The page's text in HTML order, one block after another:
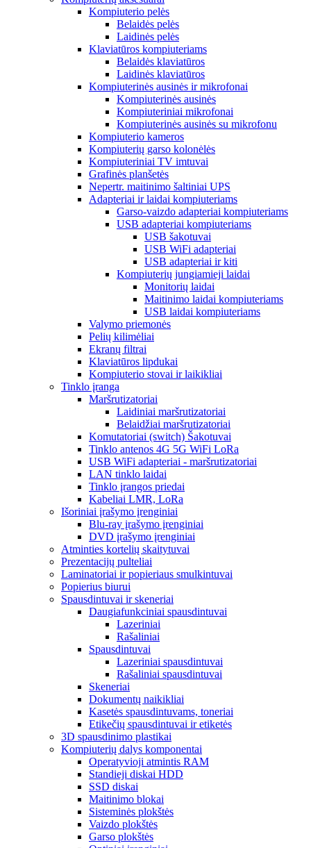
Kompiuterio pelės
Belaidės pelės
Laidinės pelės
Klaviatūros kompiuteriams
Belaidės klaviatūros
Laidinės klaviatūros
Kompiuterinės ausinės ir mikrofonai
Kompiuterinės ausinės
Kompiuteriniai mikrofonai
Kompiuterinės ausinės su mikrofonu
Kompiuterio kameros
Kompiuterių garso kolonėlės
Kompiuteriniai TV imtuvai
Grafinės planšetės
Nepertr. maitinimo šaltiniai UPS
Adapteriai ir laidai kompiuteriams
Garso-vaizdo adapteriai kompiuteriams
USB adapteriai kompiuteriams
USB šakotuvai
USB WiFi adapteriai
USB adapteriai ir kiti
Kompiuterių jungiamieji laidai
Monitorių laidai
Maitinimo laidai kompiuteriams
USB laidai kompiuteriams
Valymo priemonės
Pelių kilimėliai
Ekranų filtrai
Klaviatūros lipdukai
Kompiuterio stovai ir laikikliai
Tinklo įranga
Maršrutizatoriai
Laidiniai maršrutizatoriai
Belaidžiai maršrutizatoriai
Komutatoriai (switch) Šakotuvai
Tinklo antenos 4G 5G WiFi LoRa
USB WiFi adapteriai - maršrutizatoriai
LAN tinklo laidai
Tinklo įrangos priedai
Kabeliai LMR, LoRa
Išoriniai įrašymo įrenginiai
Blu-ray įrašymo įrenginiai
DVD įrašymo įrenginiai
Atminties kortelių skaitytuvai
Prezentacijų pulteliai
Laminatoriai ir popieriaus smulkintuvai
Popierius biurui
Spausdintuvai ir skeneriai
Daugiafunkciniai spausdintuvai
Lazeriniai
Rašaliniai
Spausdintuvai
Lazeriniai spausdintuvai
Rašaliniai spausdintuvai
Skeneriai
Dokumentų naikikliai
Kasetės spausdintuvams, toneriai
Etikečių spausdintuvai ir etiketės
3D spausdinimo plastikai
Kompiuterių dalys komponentai
Operatyvioji atmintis RAM
Standieji diskai HDD
SSD diskai
Maitinimo blokai
Sisteminės plokštės
Vaizdo plokštės
Garso plokštės